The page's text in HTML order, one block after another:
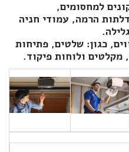
למחסומים,
הרמה, עמודי חניה
כגון: שלטים, פתיחות
מקלטים ולוחות פיקוד.